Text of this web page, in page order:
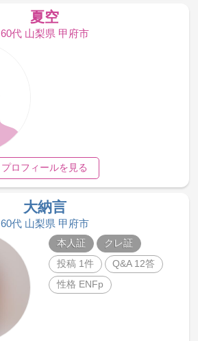
夏空
60代 山梨県 甲府市
プロフィールを見る
大納言
60代 山梨県 甲府市
本人証
クレ証
投稿 1件
Q&A 12答
性格 ENFp